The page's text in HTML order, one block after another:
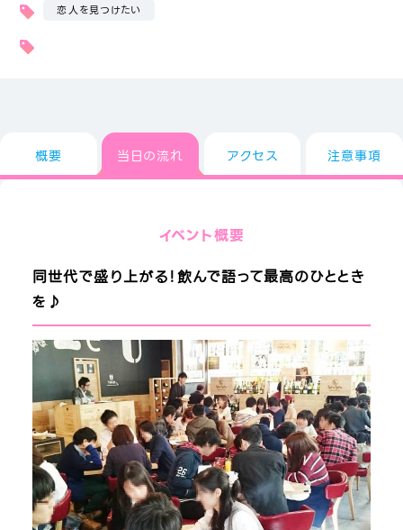
恋人を見つけたい
概要 当日の流れ アクセス 注意事項
イベント概要
同世代で盛り上がる！飲んで語って最高のひととき
を♪